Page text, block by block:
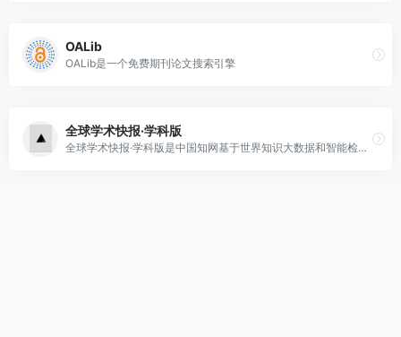
OALib
OALib是一个免费期刊论文搜索引擎
全球学术快报·学科版
全球学术快报·学科版是中国知网基于世界知识大数据和智能检索平台